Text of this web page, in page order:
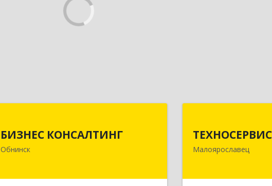
БИЗНЕС КОНСАЛТИНГ
Обнинск
Курчатова ул, дом № 27/2, пом.281
Подробнее
ТЕХНОСЕРВИС
Малоярославец